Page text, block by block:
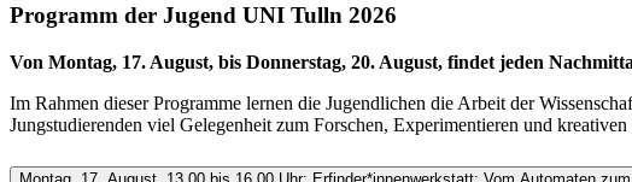
Programm der Jugend UNI Tulln 2026
Von Montag, 17. August, bis Donnerstag, 20. August, findet jeden
Im Rahmen dieser Programme lernen die Jugendlichen die Arbeit der
Jungstudierenden viel Gelegenheit zum Forschen, Experimentieren und kreativen